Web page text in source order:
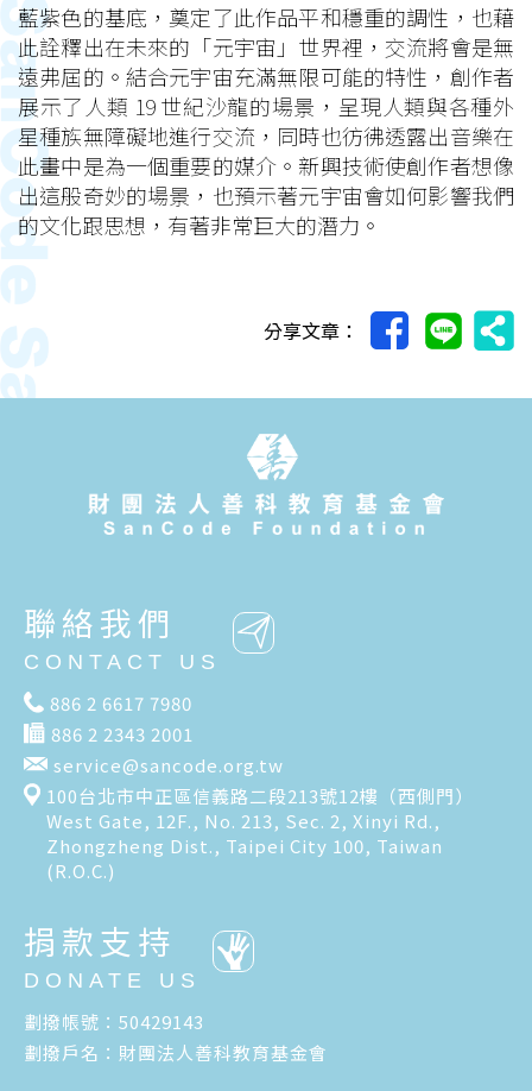
藍紫色的基底，奠定了此作品平和穩重的調性，也藉
此詮釋出在未來的「元宇宙」世界裡，交流將會是無
遠弗屆的。結合元宇宙充滿無限可能的特性，創作者
展示了人類 19 世紀沙龍的場景，呈現人類與各種外
星種族無障礙地進行交流，同時也彷彿透露出音樂在
此畫中是為一個重要的媒介。新興技術使創作者想像
出這般奇妙的場景，也預示著元宇宙會如何影響我們
的文化跟思想，有著非常巨大的潛力。
分享文章：
聯絡我們
CONTACT US
886 2 6617 7980
886 2 2343 2001
service@sancode.org.tw
100台北市中正區信義路二段213號12樓（西側門）
West Gate, 12F., No. 213, Sec. 2, Xinyi Rd.,
Zhongzheng Dist., Taipei City 100, Taiwan
(R.O.C.)
捐款支持
DONATE US
劃撥帳號：50429143
劃撥戶名：財團法人善科教育基金會